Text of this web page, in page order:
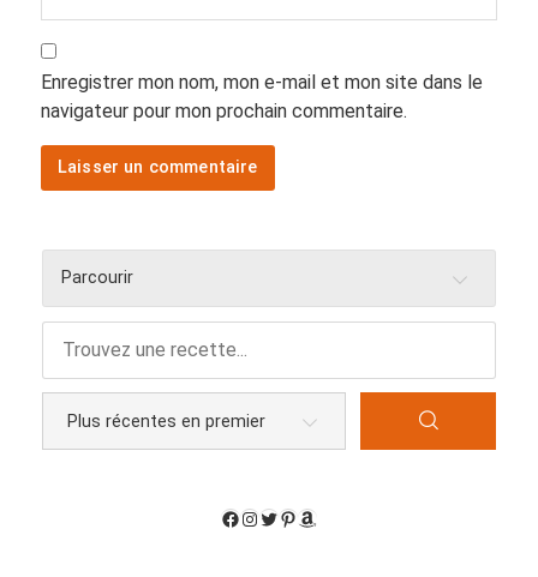
Enregistrer mon nom, mon e-mail et mon site dans le
navigateur pour mon prochain commentaire.
Parcourir